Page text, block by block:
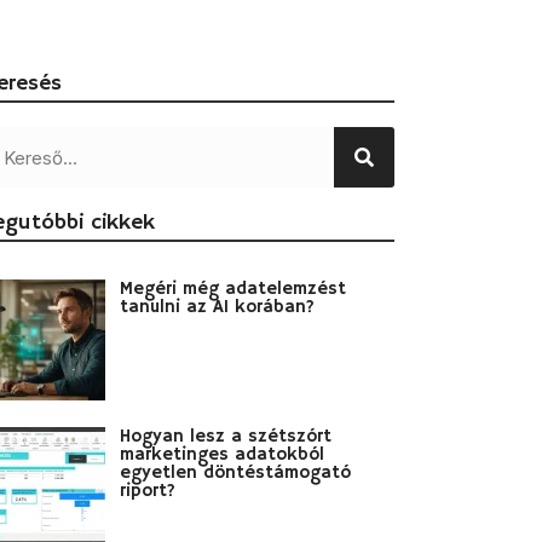
cikkek
Megéri még adatelemzést
tanulni az AI korában?
Hogyan lesz a szétszórt
marketinges adatokból
egyetlen döntéstámogató
riport?